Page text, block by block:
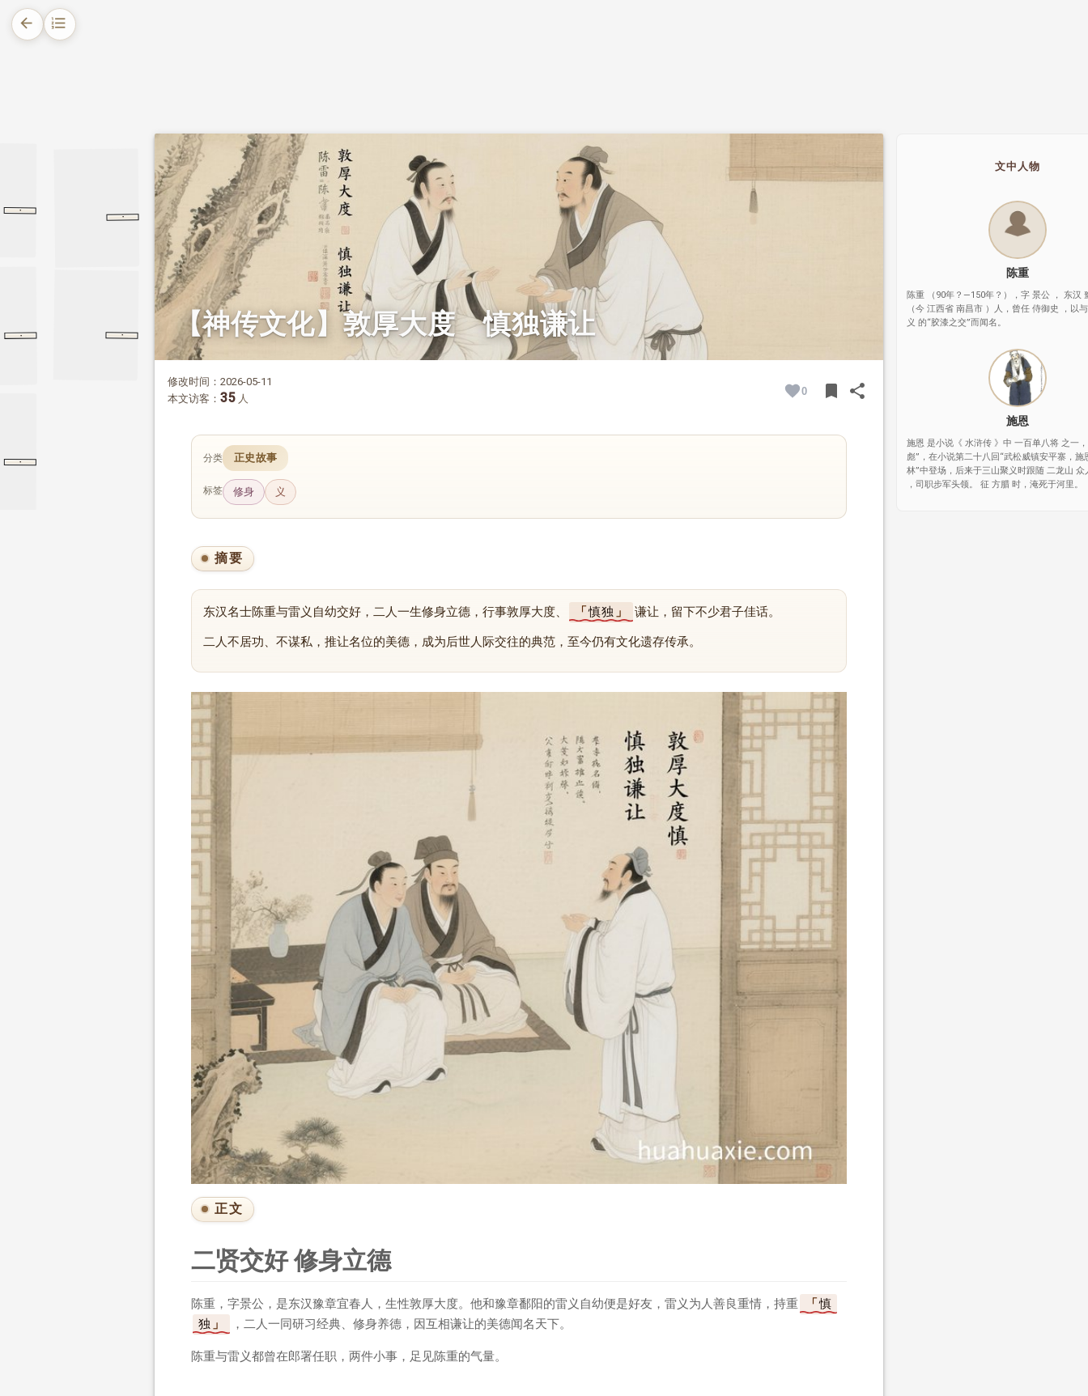
arrow_back format_list_numbered
二贤交好 修身立德
陈重：施恩不图报 受屈不申辩
雷义：慎独不私 重义让利
胶漆相投 美德传千年
震传
·
行列传
·
独行列传
行列传
·
独行列传
·
独行列传
大学
· 【神传文化】敦厚大度 慎独谦让
修改时间：2026-05-11
本文访客： 35 人
0 bookmarkBOOKMARK
shareSHARE
分类 正史故事
标签 修身 义
摘要
东汉名士陈重与雷义自幼交好，二人一生修身立德，行事敦厚大度、 慎独 谦让，留下不少君子佳话。
二人不居功、不谋私，推让名位的美德，成为后世人际交往的典范，至今仍有文化遗存传承。
正文
二贤交好 修身立德
陈重，字景公，是东汉豫章宜春人，生性敦厚大度。他和豫章鄱阳的雷义自幼便是好友，雷义为人善良重情，持重
慎
独
，二人一同研习经典、修身养德，因互相谦让的美德闻名天下。
陈重与雷义都曾在郎署任职，两件小事，足见陈重的气量。
文中人物
陈重
陈重 （90年？—150年？），字 景公 ， 东汉
（今 江西省 南昌市 ）人，曾任 侍御史 ，以
义 的“胶漆之交”而闻名。
施恩
施恩 是小说《 水浒传 》中 一百单八将 之一
彪”，在小说第二十八回“武松威镇安平寨，施
林”中登场，后来于三山聚义时跟随 二龙山 众
，司职步军头领。 征 方腊 时，淹死于河里。